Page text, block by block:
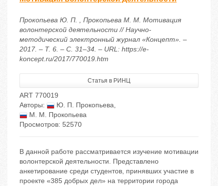
Прокопьева Ю. П. , Прокопьева М. М. Мотивация
волонтерской деятельности // Научно-
методический электронный журнал «Концепт». –
2017. – Т. 6. – С. 31–34. – URL: https://e-
koncept.ru/2017/770019.htm
Статья в РИНЦ
ART 770019
Авторы:
Ю. П. Прокопьева,
М. М. Прокопьева
Просмотров: 52570
В данной работе рассматривается изучение мотивации
волонтерской деятельности. Представлено
анкетирование среди студентов, принявших участие в
проекте «385 добрых дел» на территории города